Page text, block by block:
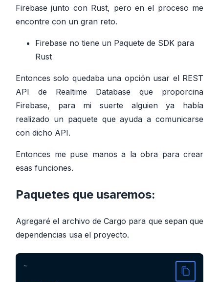
Firebase junto con Rust, pero en el proceso me
encontre con un gran reto.
Firebase no tiene un Paquete de SDK para
Rust
Entonces solo quedaba una opción usar el REST
API de Realtime Database que proporcina
Firebase, para mi suerte alguien ya había
realizado un paquete que ayuda a comunicarse
con dicho API.
Entonces me puse manos a la obra para crear
esas funciones.
Paquetes que usaremos:
Agregaré el archivo de Cargo para que sepan que
dependencias usa el proyecto.
~